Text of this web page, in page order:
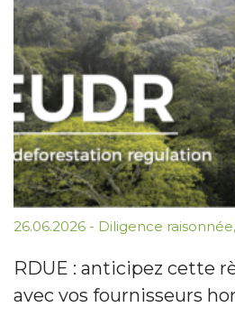
26.06.2026 - Diligence raisonnée,
RDUE : anticipez cette
avec vos fournisseurs